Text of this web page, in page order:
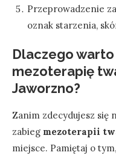
Przeprowadzenie
oznak starzenia,
Dlaczego
mezoterapię
Jaworzno?
Zanim zdecydujesz się
zabieg mezoterapii
miejsce. Pamiętaj o